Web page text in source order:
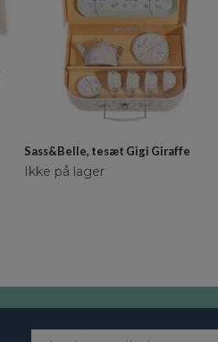
Sass&Belle, tesæt Gigi Giraffe
Ikke på lager